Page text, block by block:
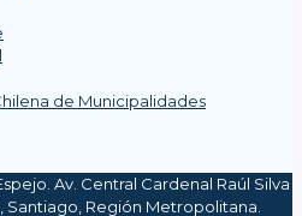
de Municipalidades
Av. Central Cardenal Raúl Silva
Santiago, Región Metropolitana.